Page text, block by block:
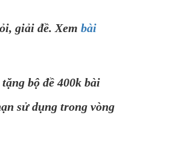
giải đề. Xem bài
bộ đề 400k bài
sử dụng trong vòng